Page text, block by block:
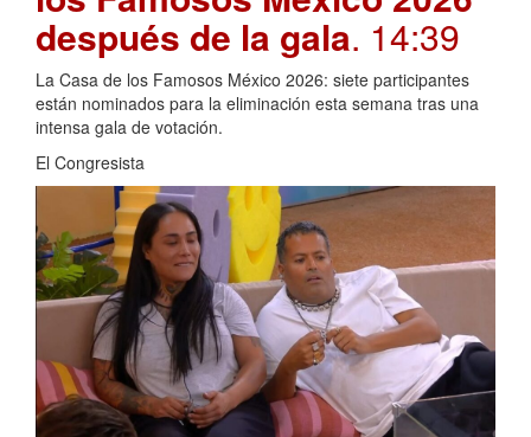
después de la gala. 14:39
La Casa de los Famosos México 2026: siete participantes
están nominados para la eliminación esta semana tras una
intensa gala de votación.
El Congresista